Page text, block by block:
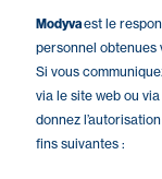
Modyvaest le
personnel obtenues
Si vous
via le site web ou
donnez
fins suivantes :